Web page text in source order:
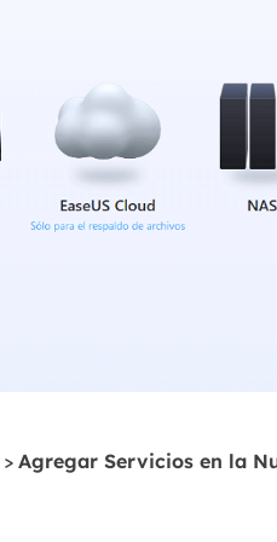
> Agregar Servicios en la